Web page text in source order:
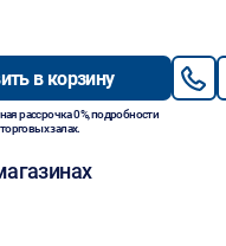
в корзину
рассрочка 0%, подробности
залах.